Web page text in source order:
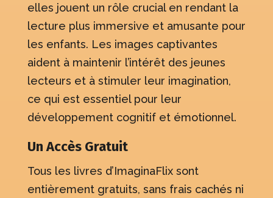
elles jouent un rôle crucial en rendant la
lecture plus immersive et amusante pour
les enfants. Les images captivantes
aident à maintenir l’intérêt des jeunes
lecteurs et à stimuler leur imagination,
ce qui est essentiel pour leur
développement cognitif et émotionnel.
Un Accès Gratuit
Tous les livres d’ImaginaFlix sont
entièrement gratuits, sans frais cachés ni